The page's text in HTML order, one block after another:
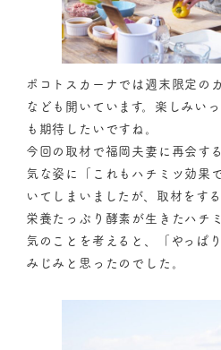
ポコトスカーナでは週末限定の
なども開いています。楽しみい
も期待したいですね。
今回の取材で福岡夫妻に再会す
気な姿に「これもハチミツ効果
いてしまいましたが、取材をす
栄養たっぷり酵素が生きたハチ
気のことを考えると、「やっぱ
みじみと思ったのでした。